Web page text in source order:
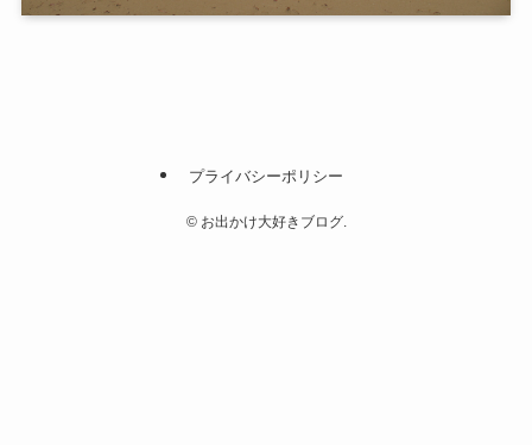
プライバシーポリシー
©お出かけ大好きブログ.